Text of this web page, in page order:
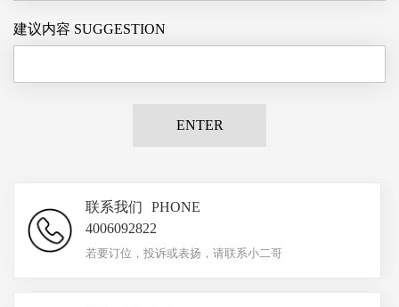
建议内容 SUGGESTION
ENTER
联系我们
PHONE
4006092822
若要订位，投诉或表扬，请联系小二哥